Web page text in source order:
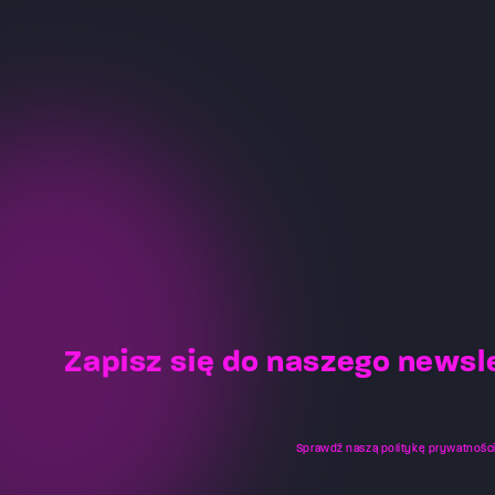
Zapisz się do naszego
Sprawdź naszą politykę